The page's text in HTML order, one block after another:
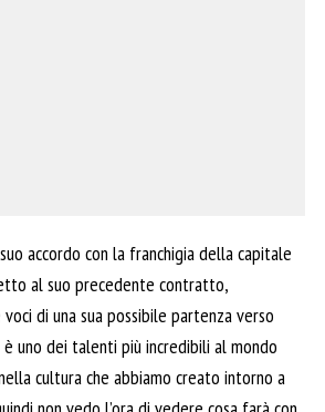
accordo con la franchigia della capitale
al suo precedente contratto,
di una sua possibile partenza verso
uno dei talenti più incredibili al mondo
cultura che abbiamo creato intorno a